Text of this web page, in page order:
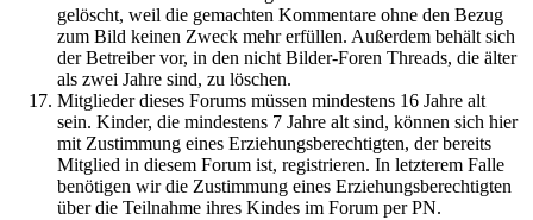
gelöscht, weil die gemachten Kommentare ohne den Bezug
zum Bild keinen Zweck mehr erfüllen. Außerdem behält sich
der Betreiber vor, in den nicht Bilder-Foren Threads, die älter
als zwei Jahre sind, zu löschen.
Mitglieder dieses Forums müssen mindestens 16 Jahre alt
sein. Kinder, die mindestens 7 Jahre alt sind, können sich hier
mit Zustimmung eines Erziehungsberechtigten, der bereits
Mitglied in diesem Forum ist, registrieren. In letzterem Falle
benötigen wir die Zustimmung eines Erziehungsberechtigten
über die Teilnahme ihres Kindes im Forum per PN.